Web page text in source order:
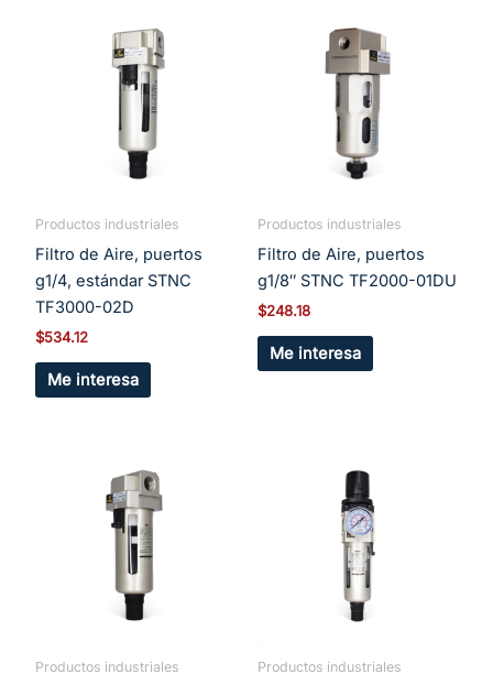
Productos industriales
Filtro de Aire, puertos
g1/4, estándar STNC
TF3000-02D
$534.12
Me interesa
Productos industriales
Filtro de Aire, puertos
g1/8″ STNC TF2000-01DU
$248.18
Me interesa
Productos industriales Productos industriales